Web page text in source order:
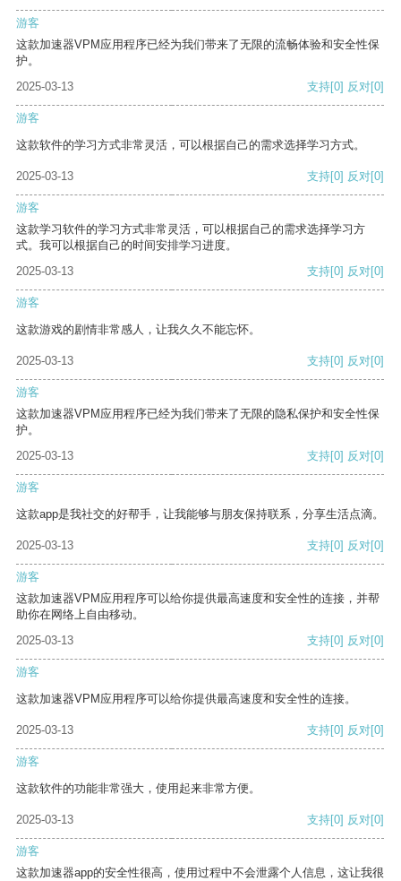
游客
这款加速器VPM应用程序已经为我们带来了无限的流畅体验和安全性保
护。
2025-03-13
支持[0] 反对[0]
游客
这款软件的学习方式非常灵活，可以根据自己的需求选择学习方式。
2025-03-13 支持[0] 反对[0]
游客
这款学习软件的学习方式非常灵活，可以根据自己的需求选择学习方
式。我可以根据自己的时间安排学习进度。
2025-03-13
支持[0] 反对[0]
游客
这款游戏的剧情非常感人，让我久久不能忘怀。
2025-03-13 支持[0] 反对[0]
游客
这款加速器VPM应用程序已经为我们带来了无限的隐私保护和安全性保
护。
2025-03-13
支持[0] 反对[0]
游客
这款app是我社交的好帮手，让我能够与朋友保持联系，分享生活点滴。
2025-03-13 支持[0] 反对[0]
游客
这款加速器VPM应用程序可以给你提供最高速度和安全性的连接，并帮
助你在网络上自由移动。
2025-03-13
支持[0] 反对[0]
游客
这款加速器VPM应用程序可以给你提供最高速度和安全性的连接。
2025-03-13 支持[0] 反对[0]
游客
这款软件的功能非常强大，使用起来非常方便。
2025-03-13 支持[0] 反对[0]
游客
这款加速器app的安全性很高，使用过程中不会泄露个人信息，这让我很